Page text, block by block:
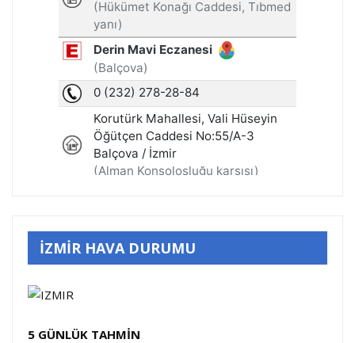
İZMİR HAVA DURUMU
5 GÜNLÜK TAHMİN